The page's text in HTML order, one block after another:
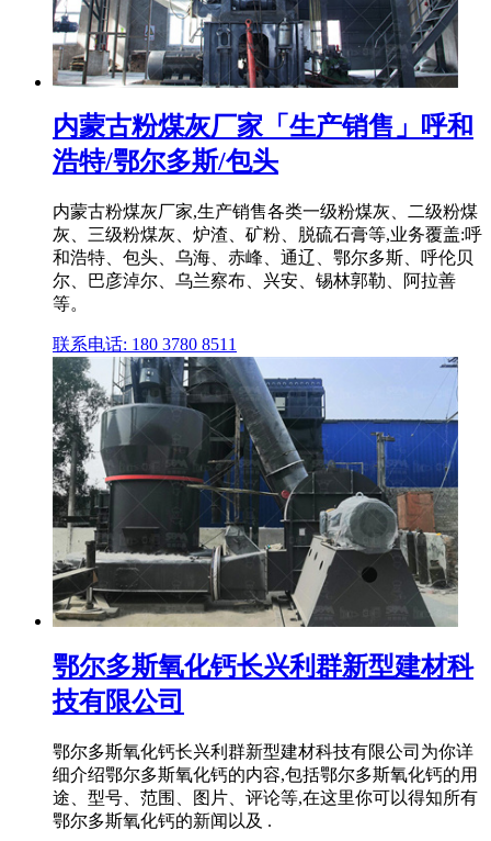
内蒙古粉煤灰厂家「生产销售」呼和
浩特/鄂尔多斯/包头
内蒙古粉煤灰厂家,生产销售各类一级粉煤灰、二级粉煤
灰、三级粉煤灰、炉渣、矿粉、脱硫石膏等,业务覆盖:呼
和浩特、包头、乌海、赤峰、通辽、鄂尔多斯、呼伦贝
尔、巴彦淖尔、乌兰察布、兴安、锡林郭勒、阿拉善
等。
联系电话: 180 3780 8511
鄂尔多斯氧化钙长兴利群新型建材科
技有限公司
鄂尔多斯氧化钙长兴利群新型建材科技有限公司为你详
细介绍鄂尔多斯氧化钙的内容,包括鄂尔多斯氧化钙的用
途、型号、范围、图片、评论等,在这里你可以得知所有
鄂尔多斯氧化钙的新闻以及 .